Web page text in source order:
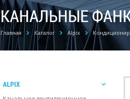
КАНАЛЬНЫЕ
Главная Каталог Alpix
ALPIX